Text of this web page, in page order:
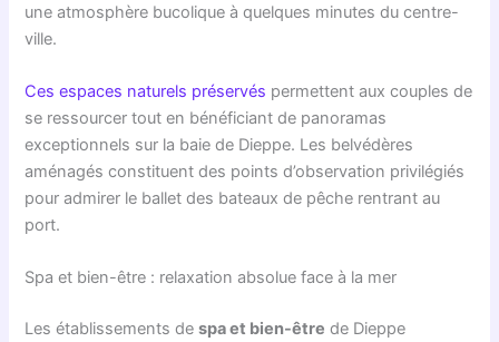
une atmosphère bucolique à quelques minutes du centre-
ville.
Ces espaces naturels préservés permettent aux couples de
se ressourcer tout en bénéficiant de panoramas
exceptionnels sur la baie de Dieppe. Les belvédères
aménagés constituent des points d’observation privilégiés
pour admirer le ballet des bateaux de pêche rentrant au
port.
Spa et bien-être : relaxation absolue face à la mer
Les établissements despa et bien-être de Dieppe